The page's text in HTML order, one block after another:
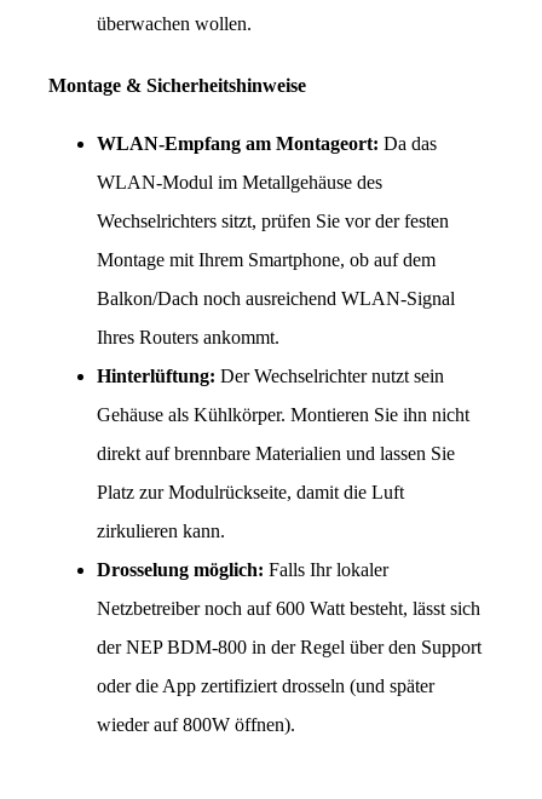
überwachen wollen.
Montage & Sicherheitshinweise
WLAN-Empfang am Montageort: Da das
WLAN-Modul im Metallgehäuse des
Wechselrichters sitzt, prüfen Sie vor der festen
Montage mit Ihrem Smartphone, ob auf dem
Balkon/Dach noch ausreichend WLAN-Signal
Ihres Routers ankommt.
Hinterlüftung: Der Wechselrichter nutzt sein
Gehäuse als Kühlkörper. Montieren Sie ihn nicht
direkt auf brennbare Materialien und lassen Sie
Platz zur Modulrückseite, damit die Luft
zirkulieren kann.
Drosselung möglich: Falls Ihr lokaler
Netzbetreiber noch auf 600 Watt besteht, lässt sich
der NEP BDM-800 in der Regel über den Support
oder die App zertifiziert drosseln (und später
wieder auf 800W öffnen).